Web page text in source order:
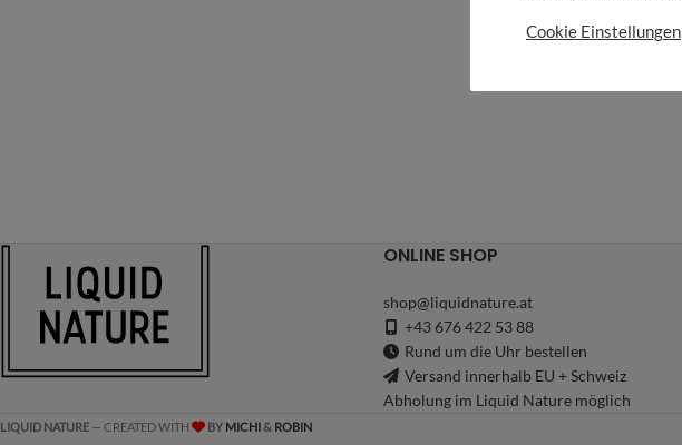
ONLINE SHOP
shop@liquidnature.at
+43 676 422 53 88
Rund um die Uhr bestellen
Versand innerhalb EU + Schweiz
Abholung im Liquid Nature möglich
LIQUID NATURE — CREATED WITH BY MICHI& ROBIN
Cookie Einstellungen